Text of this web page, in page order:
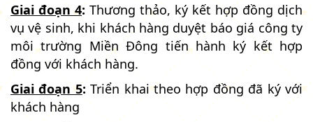
Giai đoạn 4: Thương thảo, ký kết hợp đồng dịch
vụ vệ sinh, khi khách hàng duyệt báo giá công ty
môi trường Miền Đông tiến hành ký kết hợp
đồng với khách hàng.
Giai đoạn 5: Triển khai theo hợp đồng đã ký với
khách hàng